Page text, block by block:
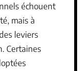
échouent
mais à
leviers
Certaines